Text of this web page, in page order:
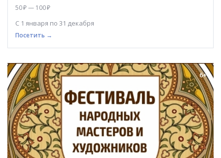
50 ₽ — 100 ₽
С 1 января по 31 декабря
Посетить →
6+